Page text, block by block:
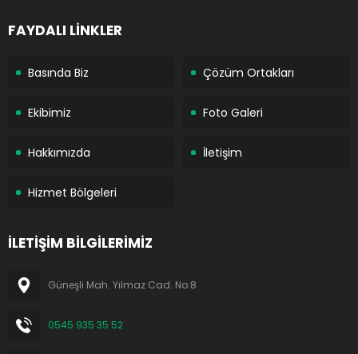
FAYDALI LİNKLER
Basında Biz Çözüm Ortakları
Ekibimiz Foto Galeri
Hakkımızda İletişim
Hizmet Bölgeleri
İLETİŞİM BİLGİLERİMİZ
Güneşli Mah. Yılmaz Cad. No:8
0545 935 35 52